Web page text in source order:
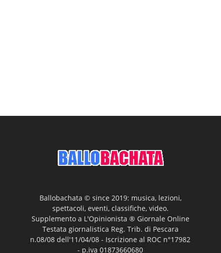
Ballobachata © since 2019: musica, lezioni,
spettacoli, eventi, classifiche, video.
Supplemento a L'Opinionista ® Giornale Online
Testata giornalistica Reg. Trib. di Pescara
n.08/08 dell'11/04/08 - Iscrizione al ROC n°17982
- p.iva 01873660680